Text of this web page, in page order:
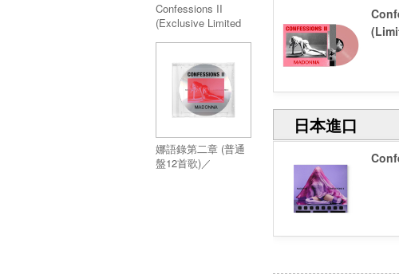
Confessions II
(Exclusive Limited
娜語錄第二章 (普通
盤12首歌)／
日本進口